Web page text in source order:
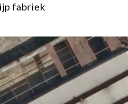
fabriek